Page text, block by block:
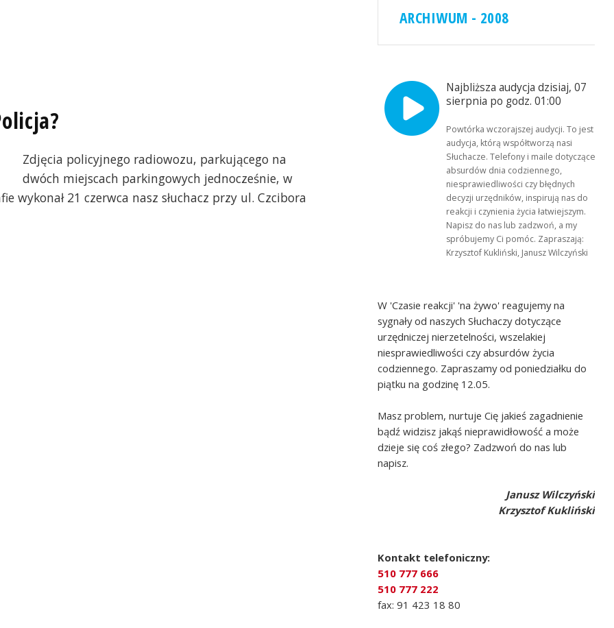
Zdjęcia policyjnego radiowozu, parkującego na
dwóch miejscach parkingowych jednocześnie, w
wykonał 21 czerwca nasz słuchacz przy ul. Czcibora
ARCHIWUM - 2008
Najbliższa audycja dzisiaj, 07
sierpnia po godz. 01:00
Powtórka wczorajszej audycji. To jest
audycja, którą współtworzą nasi
Słuchacze. Telefony i maile dotyczące
absurdów dnia codziennego,
niesprawiedliwości czy błędnych
decyzji urzędników, inspirują nas do
reakcji i czynienia życia łatwiejszym.
Napisz do nas lub zadzwoń, a my
spróbujemy Ci pomóc. Zapraszają:
Krzysztof Kukliński, Janusz Wilczyński
W 'Czasie reakcji' 'na żywo' reagujemy na
sygnały od naszych Słuchaczy dotyczące
urzędniczej nierzetelności, wszelakiej
niesprawiedliwości czy absurdów życia
codziennego. Zapraszamy od poniedziałku do
piątku na godzinę 12.05.
Masz problem, nurtuje Cię jakieś zagadnienie
bądź widzisz jakąś nieprawidłowość a może
dzieje się coś złego? Zadzwoń do nas lub
napisz.
Janusz Wilczyński
Krzysztof Kukliński
Kontakt telefoniczny:
510 777 666
510 777 222
fax: 91 423 18 80